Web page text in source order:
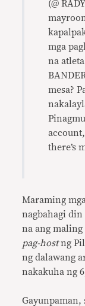
(@
mga
na
mesa?
account,
there’s
Maraming
nagbahagi
na ang maling
pag-hostng
ng dalawang
nakakuha ng
Gayunpaman,